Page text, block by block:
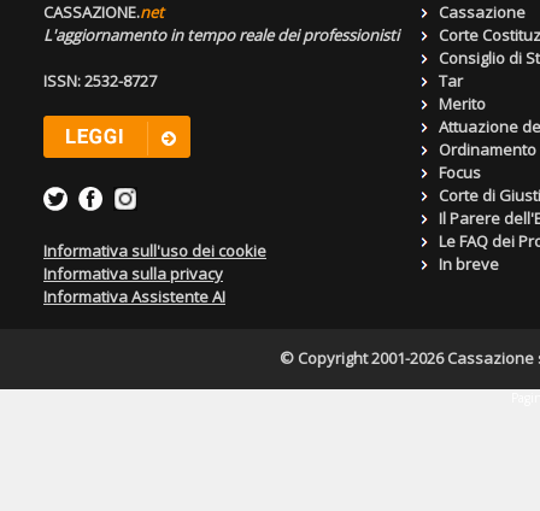
CASSAZIONE.net
L'aggiornamento in tempo reale dei professionisti
ISSN: 2532-8727
Informativa sull'uso dei cookie
Informativa sulla privacy
Informativa Assistente AI
Cassazione
Corte
Consiglio di
Tar
Merito
Attuazione
Focus
Corte di
Il Parere
Le FAQ dei
In breve
© Copyright 2001-2026 Cassazione